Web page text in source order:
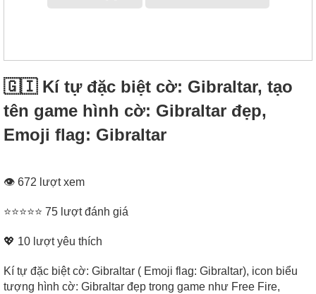
🇬🇮 Kí tự đặc biệt cờ: Gibraltar, tạo
tên game hình cờ: Gibraltar đẹp,
Emoji flag: Gibraltar
👁 672 lượt xem
⭐⭐⭐⭐⭐ 75 lượt đánh giá
💖 10 lượt yêu thích
Kí tự đặc biệt cờ: Gibraltar ( Emoji flag: Gibraltar), icon biểu
tượng hình cờ: Gibraltar đẹp trong game như Free Fire,